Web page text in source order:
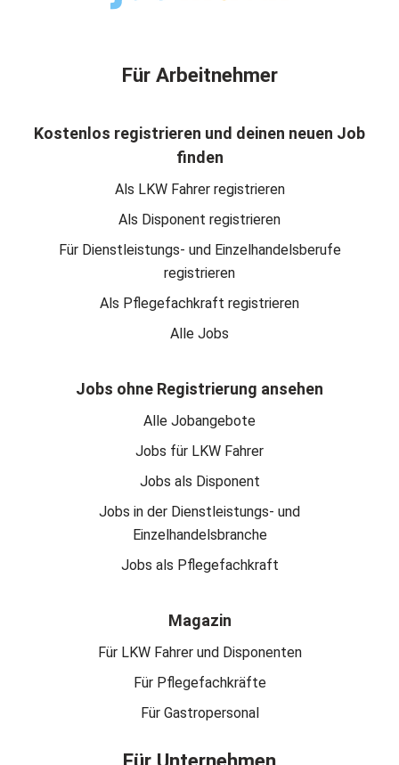
Für Arbeitnehmer
Kostenlos registrieren und deinen neuen Job
finden
Als LKW Fahrer registrieren
Als Disponent registrieren
Für Dienstleistungs- und Einzelhandelsberufe
registrieren
Als Pflegefachkraft registrieren
Alle Jobs
Jobs ohne Registrierung ansehen
Alle Jobangebote
Jobs für LKW Fahrer
Jobs als Disponent
Jobs in der Dienstleistungs- und
Einzelhandelsbranche
Jobs als Pflegefachkraft
Magazin
Für LKW Fahrer und Disponenten
Für Pflegefachkräfte
Für Gastropersonal